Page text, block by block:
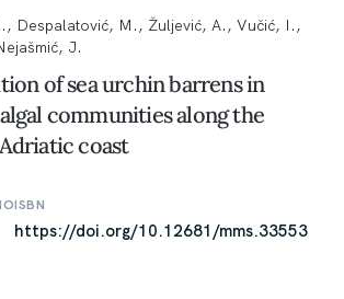
Despalatović, M., Žuljević, A., Vučić, I.,
J.
of sea urchin barrens in
communities along the
coast
ISBN
https://doi.org/10.12681/mms.33553